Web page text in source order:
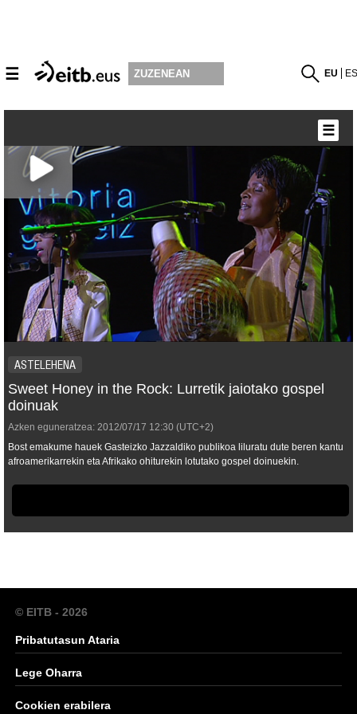
☰ ZUZENEAN EU
ASTELEHENA
Sweet Honey in the Rock: Lurretik jaiotako gospel
doinuak
Azken eguneratzea: 2012/07/17 12:30 (UTC+2)
Bost emakume hauek Gasteizko Jazzaldiko publikoa liluratu dute beren kantu
afroamerikarrekin eta Afrikako ohiturekin lotutako gospel doinuekin.
☰
© EITB - 2026
Pribatutasun Ataria
Lege Oharra
Cookien erabilera